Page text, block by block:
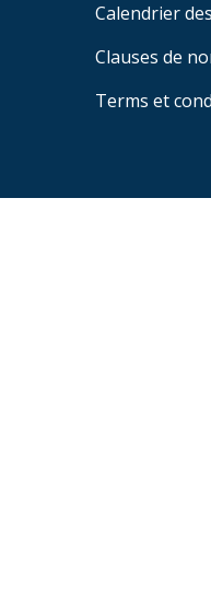
Calendrier
Clauses de
Terms et